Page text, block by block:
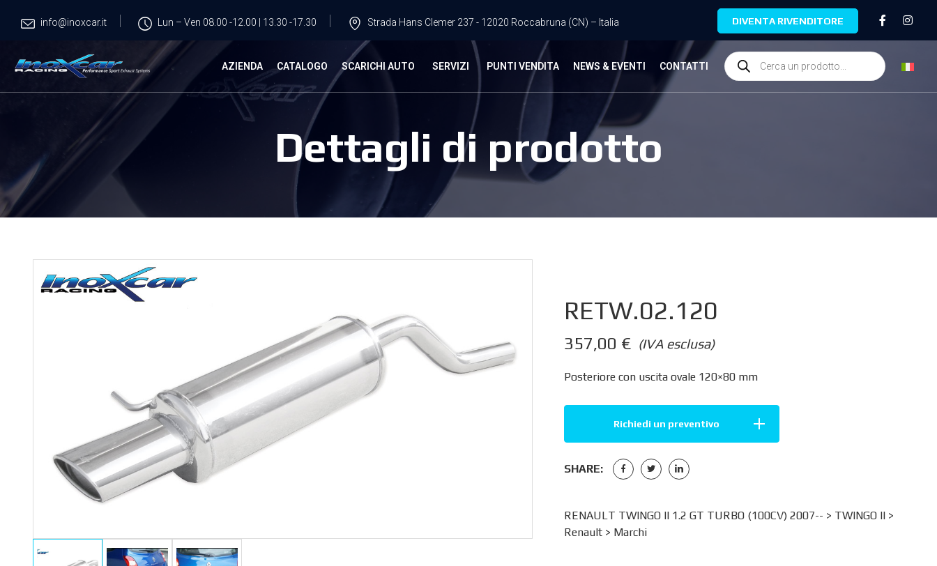
info@inoxcar.it Lun – Ven 08.00 -12.00 | 13.30 -17.30 Strada Hans Clemer 237 - 12020 Roccabruna (CN) – Italia DIVENTA RIVENDITORE
AZIENDA CATALOGO SCARICHI AUTO SERVIZI PUNTI VENDITA NEWS & EVENTI CONTATTI
Dettagli di prodotto
RETW.02.120
(IVA esclusa)
357,00 €
Posteriore con uscita ovale 120×80 mm
Richiedi un preventivo
SHARE:
RENAULT TWINGO II 1.2 GT TURBO (100CV) 2007-- > TWINGO II>
Renault> Marchi